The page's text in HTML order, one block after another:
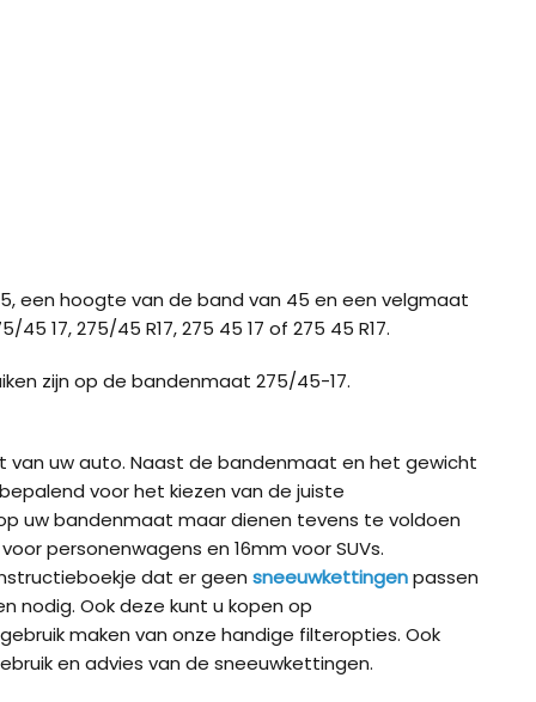
een hoogte van de band van 45 en een velgmaat
17, 275/45 R17, 275 45 17 of 275 45 R17.
zijn op de bandenmaat 275/45-17.
van uw auto. Naast de bandenmaat en het gewicht
voor het kiezen van de juiste
uw bandenmaat maar dienen tevens te voldoen
personenwagens en 16mm voor SUVs.
dat er geen sneeuwkettingenpassen
nodig. Ook deze kunt u kopen op
maken van onze handige filteropties. Ook
en advies van de sneeuwkettingen.